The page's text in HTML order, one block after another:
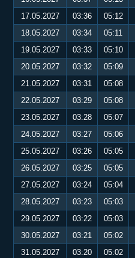
17.05.2027
03:36 05:12
18.05.2027
03:34 05:11
19.05.2027
03:33 05:10
20.05.2027
03:32 05:09
21.05.2027
03:31 05:08
22.05.2027
03:29 05:08
23.05.2027
03:28 05:07
24.05.2027
03:27 05:06
25.05.2027
03:26 05:05
26.05.2027
03:25 05:05
27.05.2027
03:24 05:04
28.05.2027
03:23 05:03
29.05.2027
03:22 05:03
30.05.2027
03:21 05:02
31.05.2027
03:20 05:02